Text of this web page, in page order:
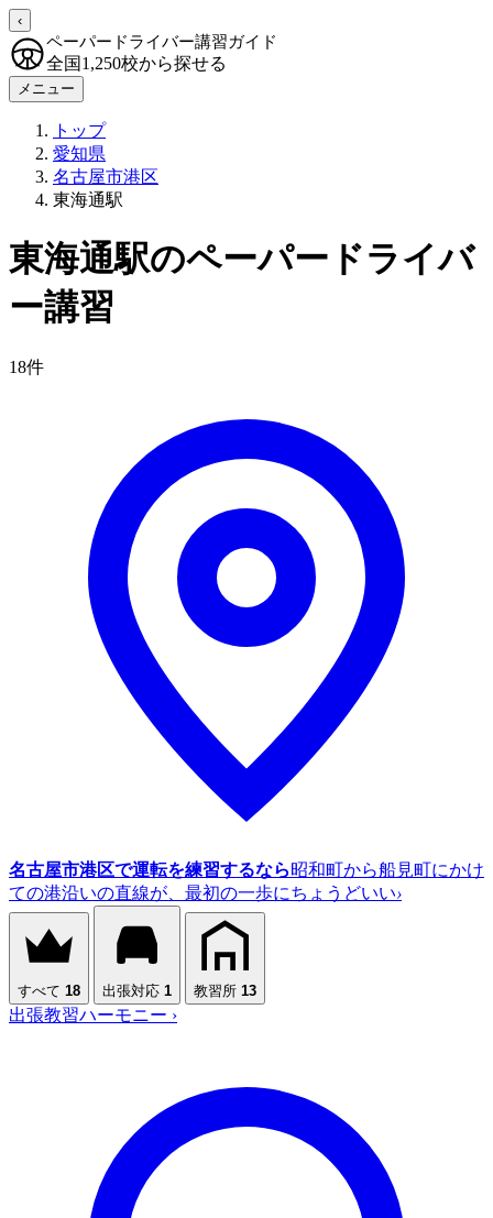
‹
ペーパードライバー講習ガイド
全国1,250校から探せる
メニュー
トップ
愛知県
名古屋市港区
東海通駅
東海通駅のペーパードライバ
ー講習
18件
名古屋市港区で運転を練習するなら昭和町から船見町にかけ
ての港沿いの直線が、最初の一歩にちょうどいい›
すべて 18 出張対応 1 教習所 13
出張教習ハーモニー ›